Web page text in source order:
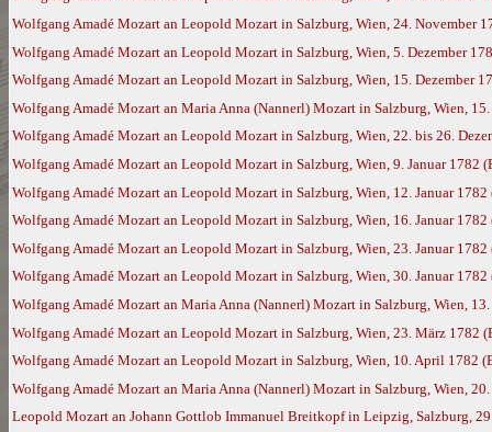
Wolfgang Amadé Mozart an Leopold Mozart in Salzburg, Wien, 24. November
Wolfgang Amadé Mozart an Leopold Mozart in Salzburg, Wien, 5. Dezember
Wolfgang Amadé Mozart an Leopold Mozart in Salzburg, Wien, 15. Dezember
Wolfgang Amadé Mozart an Maria Anna (Nannerl) Mozart in Salzburg, Wien,
Wolfgang Amadé Mozart an Leopold Mozart in Salzburg, Wien, 22. bis 26.
Wolfgang Amadé Mozart an Leopold Mozart in Salzburg, Wien, 9. Januar 1782
Wolfgang Amadé Mozart an Leopold Mozart in Salzburg, Wien, 12. Januar 1782
Wolfgang Amadé Mozart an Leopold Mozart in Salzburg, Wien, 16. Januar 1782
Wolfgang Amadé Mozart an Leopold Mozart in Salzburg, Wien, 23. Januar 1782
Wolfgang Amadé Mozart an Leopold Mozart in Salzburg, Wien, 30. Januar 1782
Wolfgang Amadé Mozart an Maria Anna (Nannerl) Mozart in Salzburg, Wien,
Wolfgang Amadé Mozart an Leopold Mozart in Salzburg, Wien, 23. März 1782
Wolfgang Amadé Mozart an Leopold Mozart in Salzburg, Wien, 10. April 1782
Wolfgang Amadé Mozart an Maria Anna (Nannerl) Mozart in Salzburg, Wien,
Leopold Mozart an Johann Gottlob Immanuel Breitkopf in Leipzig, Salzburg,